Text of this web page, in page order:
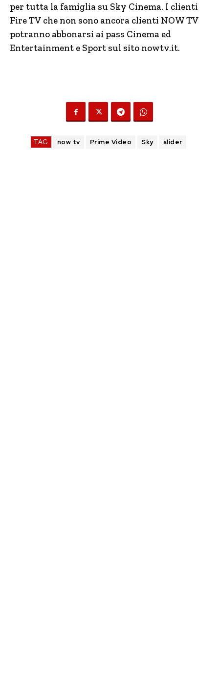
per tutta la famiglia su Sky Cinema. I clienti
Fire TV che non sono ancora clienti NOW TV
potranno abbonarsi ai pass Cinema ed
Entertainment e Sport sul sito nowtv.it.
TAG now tv Prime Video Sky slider